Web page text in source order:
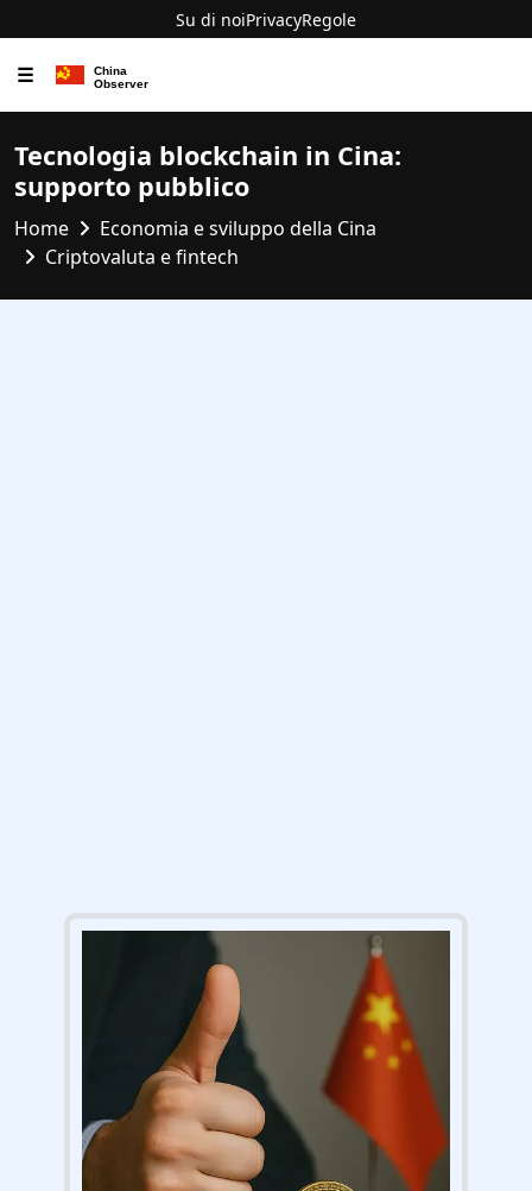
Su di noiPrivacyRegole
☰
Tecnologia blockchain in Cina:
supporto pubblico
Home
Economia e sviluppo della Cina
Criptovaluta e fintech